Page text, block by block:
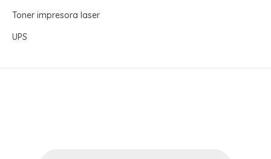
Toner impresora laser
UPS